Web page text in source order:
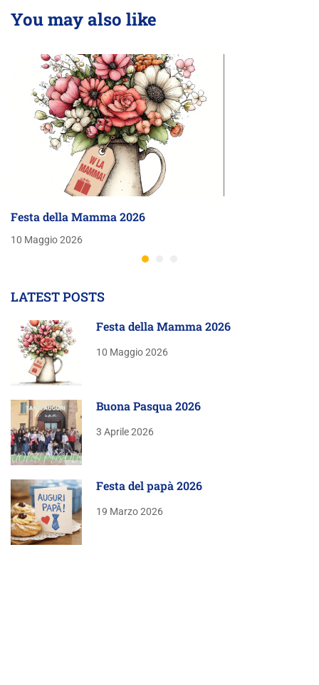
You may also like
Festa della Mamma 2026
10 Maggio 2026
LATEST POSTS
Festa della Mamma 2026
10 Maggio 2026
Buona Pasqua 2026
3 Aprile 2026
Festa del papà 2026
19 Marzo 2026